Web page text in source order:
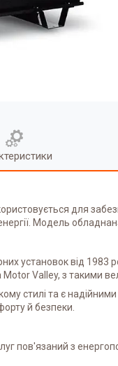
для
Модель
установок від 1983
Valley, з такими
стилі та є
й безпеки.
пов'язаний з